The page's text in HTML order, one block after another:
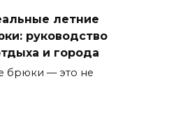
летние
руководство
и города
брюки — это не